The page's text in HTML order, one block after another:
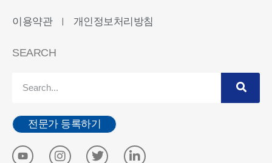
이용약관 ㅣ 개인정보처리방침
SEARCH
전문가 등록하기